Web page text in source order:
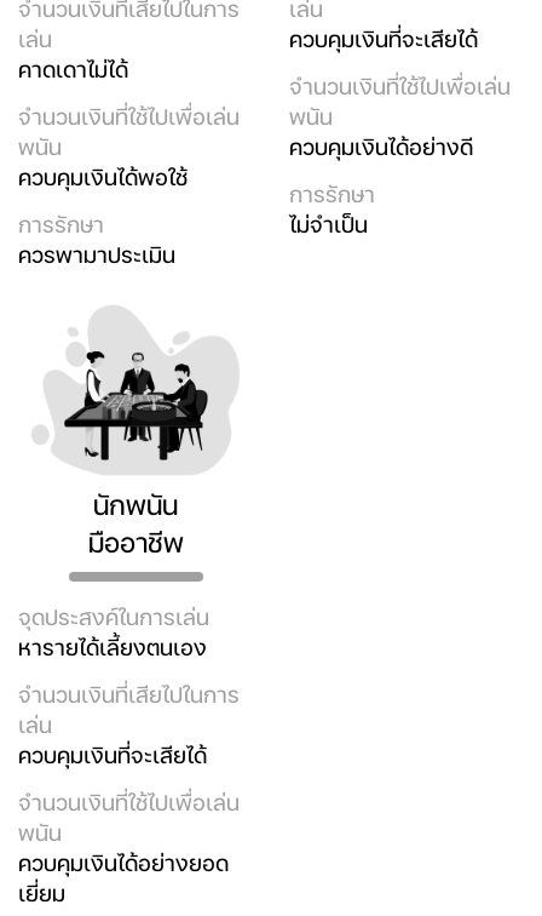
จำนวนเงินที่เสียไปในการ
เล่น
คาดเดาไม่ได้
จำนวนเงินที่ใช้ไปเพื่อเล่น
พนัน
ควบคุมเงินได้พอใช้
การรักษา
ควรพามาประเมิน
เล่น
ควบคุมเงินที่จะเสียได้
จำนวนเงินที่ใช้ไปเพื่อเล่น
พนัน
ควบคุมเงินได้อย่างดี
การรักษา
ไม่จำเป็น
นักพนัน
มืออาชีพ
จุดประสงค์ในการเล่น
หารายได้เลี้ยงตนเอง
จำนวนเงินที่เสียไปในการ
เล่น
ควบคุมเงินที่จะเสียได้
จำนวนเงินที่ใช้ไปเพื่อเล่น
พนัน
ควบคุมเงินได้อย่างยอด
เยี่ยม